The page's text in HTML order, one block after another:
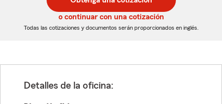
de
5
dígitos
de
5
dígitos
o continuar con una cotización
Todas las cotizaciones y documentos serán proporcionados en inglés.
Detalles de la oficina: